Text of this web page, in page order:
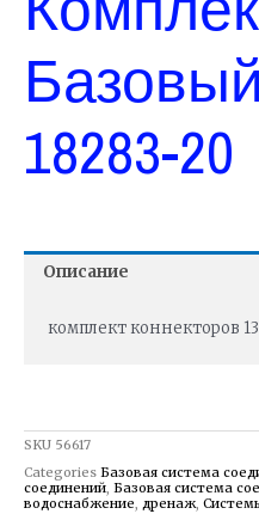
18283-20
Описание
комплект коннекторов
SKU 56617
Categories Базовая система
соединений, Базовая система
водоснабжение, дренаж,